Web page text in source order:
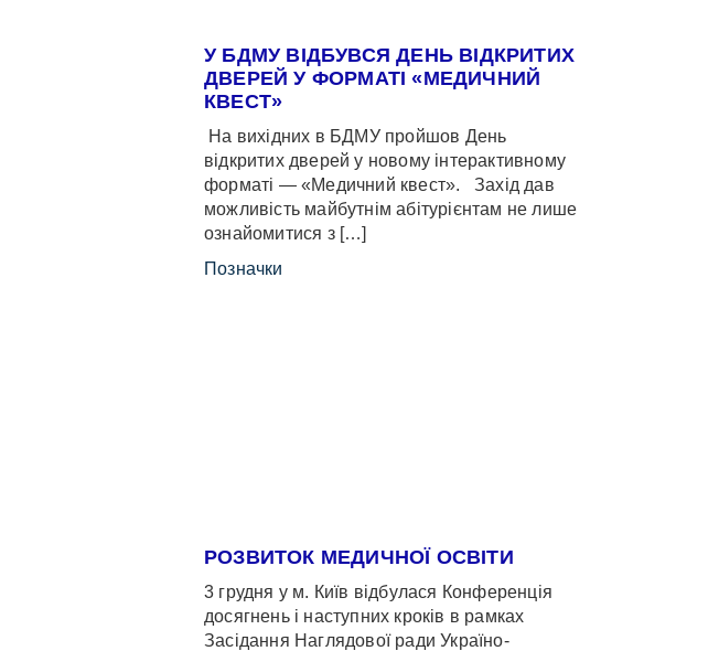
У БДМУ ВІДБУВСЯ ДЕНЬ ВІДКРИТИХ
ДВЕРЕЙ У ФОРМАТІ «МЕДИЧНИЙ
КВЕСТ»
На вихідних в БДМУ пройшов День
відкритих дверей у новому інтерактивному
форматі — «Медичний квест». Захід дав
можливість майбутнім абітурієнтам не лише
ознайомитися з […]
Позначки
РОЗВИТОК МЕДИЧНОЇ ОСВІТИ
3 грудня у м. Київ відбулася Конференція
досягнень і наступних кроків в рамках
Засідання Наглядової ради Україно-